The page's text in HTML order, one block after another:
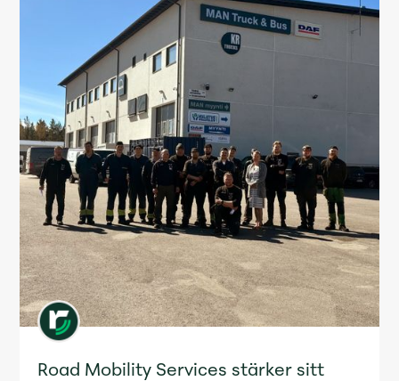
Road Mobility Services stärker sitt